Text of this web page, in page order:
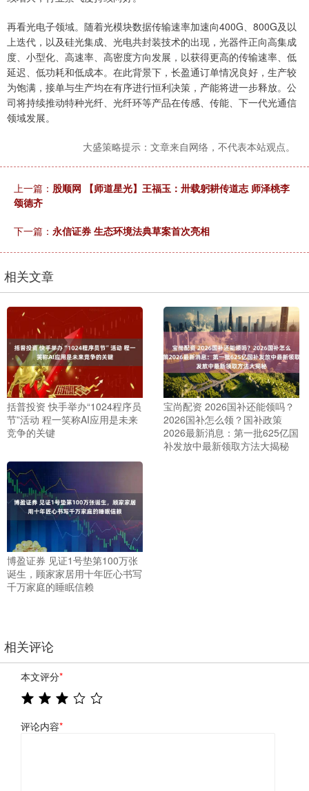
再看光电子领域。随着光模块数据传输速率加速向400G、800G及以
上迭代，以及硅光集成、光电共封装技术的出现，光器件正向高集成
度、小型化、高速率、高密度方向发展，以获得更高的传输速率、低
延迟、低功耗和低成本。在此背景下，长盈通订单情况良好，生产较
为饱满，接单与生产均在有序进行恒利决策，产能将进一步释放。公
司将持续推动特种光纤、光纤环等产品在传感、传能、下一代光通信
领域发展。
大盛策略提示：文章来自网络，不代表本站观点。
上一篇： 股顺网 【师道星光】王福玉：卅载躬耕传道志 师泽桃李
颂德齐
下一篇： 永信证券 生态环境法典草案首次亮相
相关文章
括普投资 快手举办“1024程序员
节”活动 程一笑称AI应用是未来
竞争的关键
宝尚配资 2026国补还能领吗？
2026国补怎么领？国补政策
2026最新消息：第一批625亿国
补发放中最新领取方法大揭秘
博盈证券 见证1号垫第100万张
诞生，顾家家居用十年匠心书写
千万家庭的睡眠信赖
相关评论
本文评分*
评论内容*